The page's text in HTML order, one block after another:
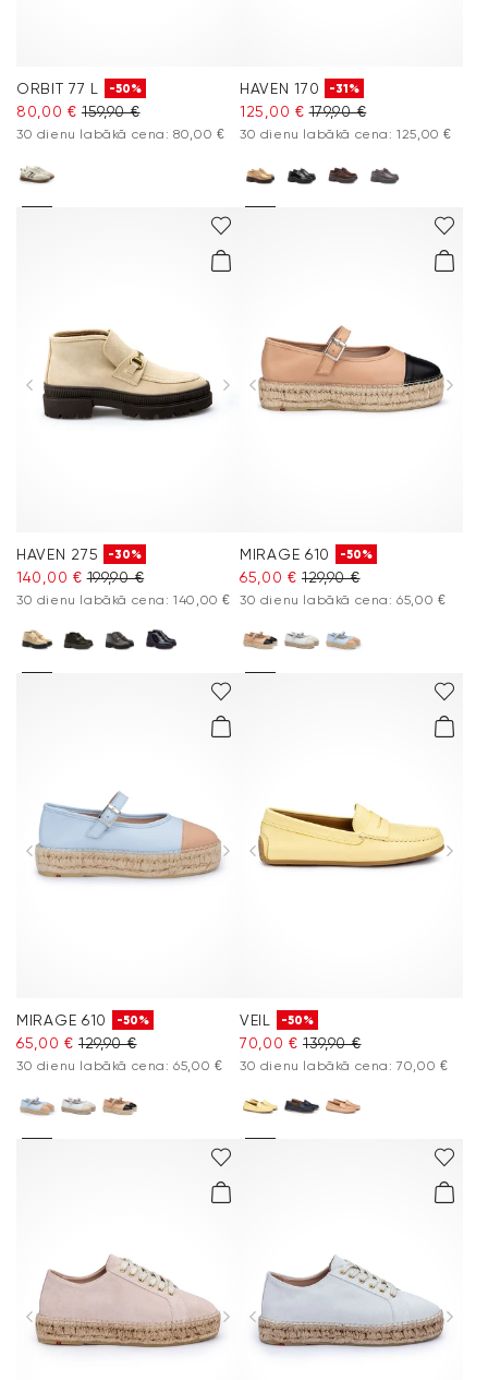
ORBIT 77 L -50%
80,00 € 159,90 €
30 dienu labākā cena: 80,00 €
HAVEN 170 -31%
125,00 € 179,90 €
30 dienu labākā cena: 125,00 €
HAVEN 275 -30%
140,00 € 199,90 €
30 dienu labākā cena: 140,00 €
MIRAGE 610 -50%
65,00 € 129,90 €
30 dienu labākā cena: 65,00 €
MIRAGE 610 -50%
65,00 € 129,90 €
30 dienu labākā cena: 65,00 €
VEIL -50%
70,00 € 139,90 €
30 dienu labākā cena: 70,00 €